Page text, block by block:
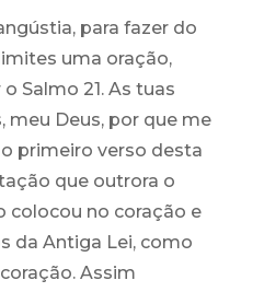
para fazer do
uma oração,
Salmo 21. As tuas
meu Deus, por que me
primeiro verso desta
que outrora o
colocou no coração e
da Antiga Lei, como
Assim